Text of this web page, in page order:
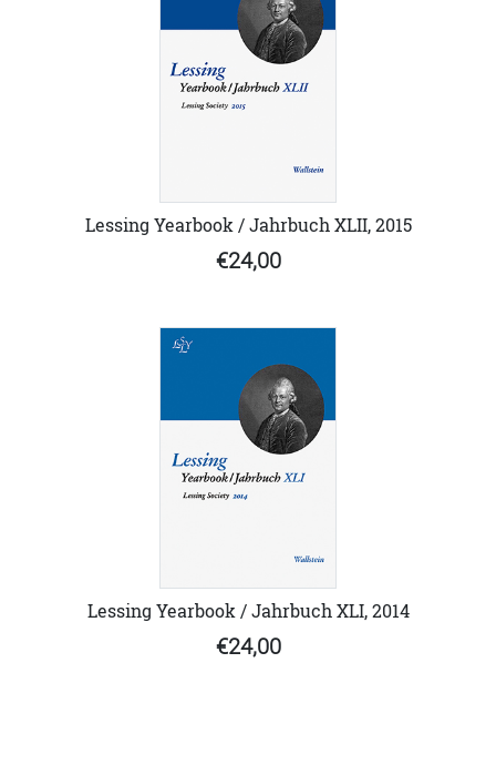
Lessing Yearbook / Jahrbuch XLII, 2015
€24,00
Lessing Yearbook / Jahrbuch XLI, 2014
€24,00